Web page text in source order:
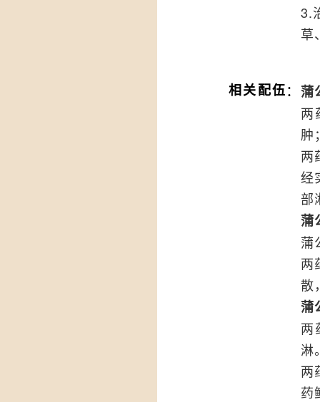
3.
草
相关配伍： 蒲
两
肿
两
经
部
蒲
蒲
两
散
蒲
两
淋
两
药